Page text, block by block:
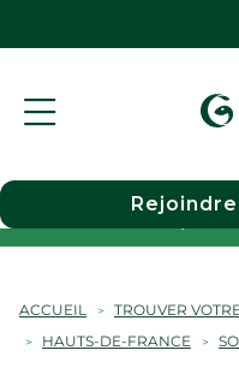
Choisir une
ACCUEIL
TROUVER
HAUTS-DE-FRANCE